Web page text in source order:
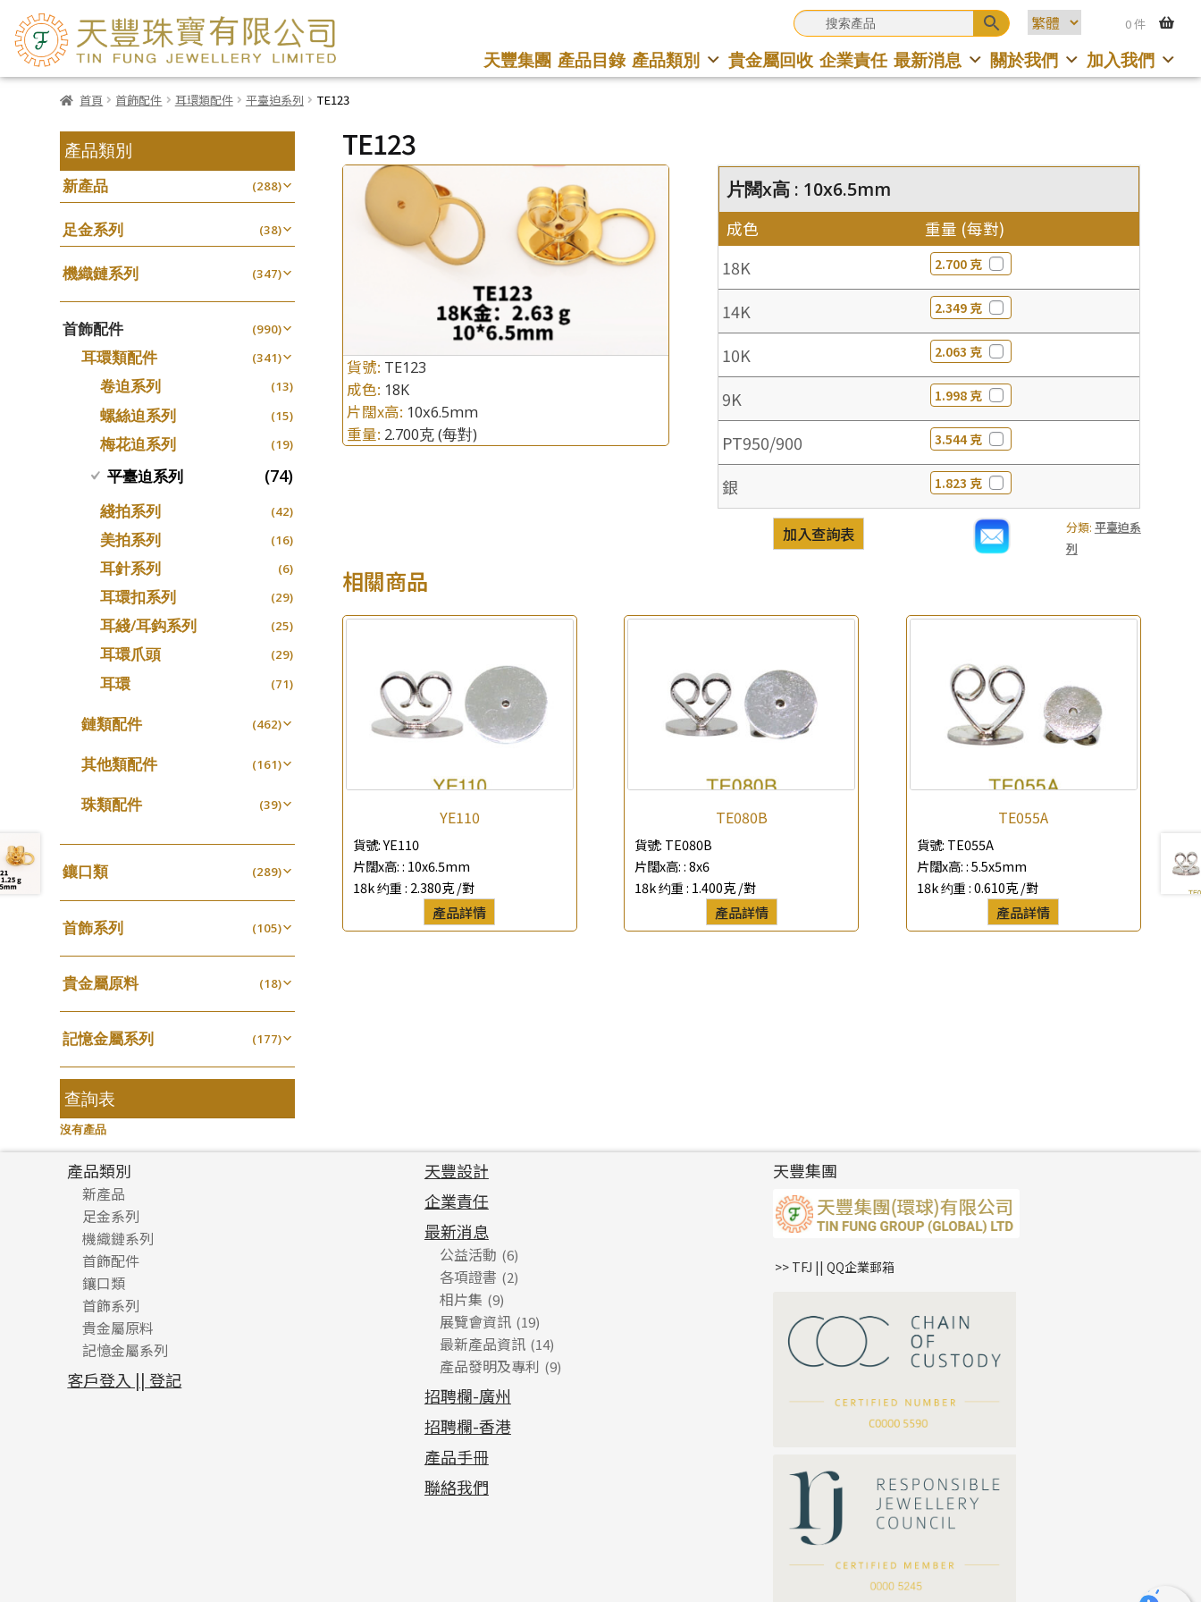
0 件
天豐集團 產品目錄 產品類別 貴金屬回收 企業責任 最新消息 關於我們 加入我們
首頁 首飾配件 耳環類配件 平臺迫系列 TE123
TE123
公司名稱
e-mail
*聯絡電話
貨號: TE123
成色: 18K
片闊x高: 10x6.5mm
重量: 2.700克(每對)
片闊x高 : 10x6.5mm
成色 重量 (每對)
18K 2.700 克
14K 2.349 克
10K 2.063 克
9K 1.998 克
PT950/900 3.544 克
銀 1.823 克
分類: 平臺迫系
列
加入查詢表
相關商品
YE110
貨號:YE110
片闊x高: : 10x6.5mm
18k 约重 : 2.380克 /對
產品詳情
TE080B
貨號: TE080B
片闊x高: : 8x6
18k 约重 : 1.400克 /對
產品詳情
TE055A
貨號: TE055A
片闊x高: :5.5x5mm
18k 约重 :0.610克 /對
產品詳情
產品類別
新產品 (288)
足金系列 (38)
機織鏈系列 (347)
珠仔鏈 (25)
镶口链 (61)
管狀網鏈 (11)
十字鏈系列 (56)
十字車花鏈系列 (48)
十字閃O鏈系列 (27)
十字錘打鏈系列 (17)
側身車花鏈系列
側身鏈系列
肖邦鏈系列
雙十字鏈系列
水波鏈系列
蛇骨鏈系列
鏈尾系列
嘴唇鏈系列 (3)
竹節鏈系列 (5)
珍珠鏈系列
坦克鏈系列 (9)
滿天星鏈系列 (2)
刀片鏈系列 (4)
方假繩鏈系列 (1)
心心鏈系列
首飾配件 (990)
耳環類配件 (341)
卷迫系列 (13)
螺絲迫系列 (15)
梅花迫系列 (19)
平臺迫系列 (74)
綫拍系列 (42)
美拍系列 (16)
耳針系列 (6)
耳環扣系列 (29)
耳綫/耳鈎系列 (25)
耳環爪頭 (29)
耳環 (71)
鏈類配件 (462)
動感車花吊墜
生圈扣系列 (13)
鴨俐制系列 (18)
字印牌系列
字母吊墜 (20)
相盒吊墜 (11)
項鏈吊墜 (102)
生肖吊墜 (27)
管扣系列 (4)
星座吊墜 (12)
水泡扣
珠扣
其他類配件 (161)
珠盤系列
焊片及鐳射綫 (2)
空心車花管 (19)
其他
珠類配件 (39)
空心光身珠
空心批花珠
鑲口類 (289)
四爪頭系列 (20)
六爪頭系列 (41)
車花片 (35)
動感車花片 (20)
鑲口戒指 (16)
鑲口手鏈系列 (146)
首飾系列 (105)
手镯系列 (8)
戒指系列 (8)
空心耳環 (27)
空心车花管首饰链 (15)
空心手鐲系列 (8)
牛仔鏈
貴金屬原料 (18)
千足金 (18)
記憶金屬系列 (177)
記憶戒指 (30)
拉簧珠珠手鏈
記憶鈦手鐲
查詢表
沒有產品
*你的名字
公司名稱
產品類別
新產品
足金系列
足金配件
機織鏈系列
珠仔鏈
镶口链
管狀網鏈
十字車花鏈系列
十字閃O鏈系列
十字錘打鏈系列
側身車花鏈系列
首飾配件
耳環類配件
卷迫系列
螺絲迫系列
梅花迫系列
平臺迫系列
綫拍系列
鏈類配件
動感車花吊墜
調節珠系列
生圈扣系列
龍蝦扣系列
其他類配件
珠盤系列
袖口鈕系列
焊片及鐳射綫
珠類配件
無孔光身珠
空心光身珠
鑲口類
四爪頭系列
六爪頭系列
車花片
動感車花片
鑲口戒指
首飾系列
手镯系列
戒指系列
空心耳環
空心车花管首饰链
貴金屬原料
千足金
記憶金屬系列
記憶戒指
拉簧珠珠手鏈
客戶登入 || 登記
天豐設計
企業責任
最新消息
公益活動 (6)
各項證書 (2)
相片集 (9)
展覽會資訊 (19)
最新產品資訊 (14)
產品發明及專利 (9)
招聘欄-廣州
招聘欄-香港
產品手冊
聯絡我們
天豐集團
>> TFJ || QQ企業郵箱